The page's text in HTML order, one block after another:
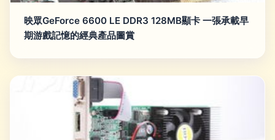
映眾GeForce 6600 LE DDR3 128MB顯卡 一張承載早
期游戲記憶的經典產品圖賞